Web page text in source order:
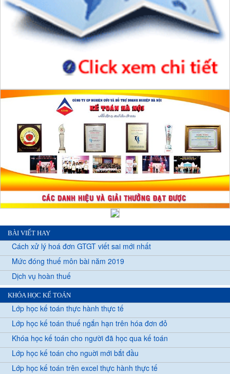
BÀI VIẾT HAY
Cách xử lý hoá đơn GTGT viết sai mới nhất
Mức đóng thuế môn bài năm 2019
Dịch vụ hoàn thuế
KHÓA HỌC KẾ TOÁN
Lớp học kế toán thực hành thực tế
Lớp học kế toán thuế ngắn hạn trên hóa đơn đỏ
Khóa học kế toán cho người đã học qua kế toán
Lớp học kế toán cho nguời mới bắt đầu
Lớp học kế toán trên excel thực hành thực tế